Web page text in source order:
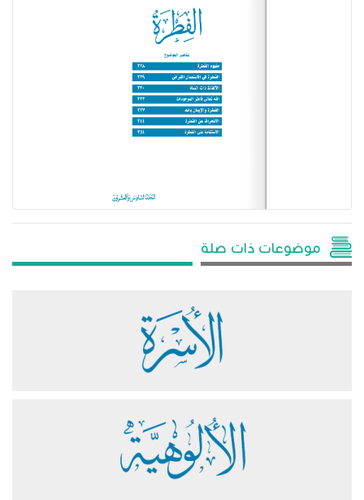
موضوعات ذات صلة